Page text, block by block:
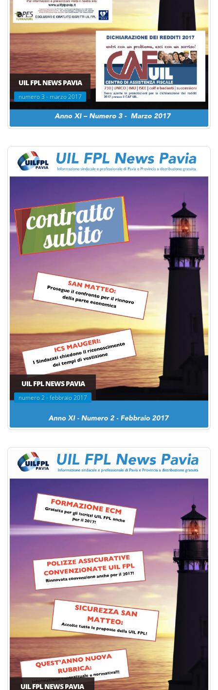
UIL FPL NEWS PAVIA
numero 3 - marzo 2017
UIL FPL NEWS PAVIA
numero 2 - febbraio 2017
UIL FPL NEWS PAVIA